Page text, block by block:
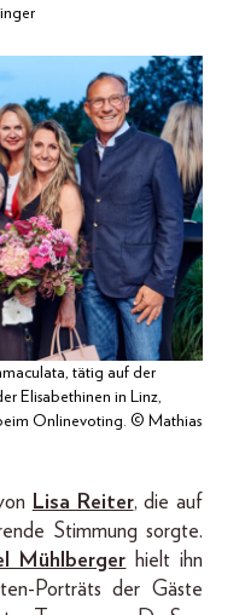
tätig auf der
Elisabethinen in Linz,
Onlinevoting. © Mathias
Lisa Reiter, die auf
Stimmung sorgte.
Mühlberger hielt ihn
Porträts der Gäste